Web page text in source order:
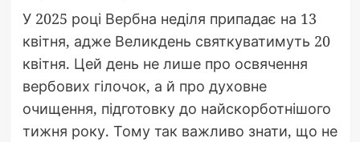
У 2025 році Вербна неділя припадає на 13
квітня, адже Великдень святкуватимуть 20
квітня. Цей день не лише про освячення
вербових гілочок, а й про духовне
очищення, підготовку до найскорботнішого
тижня року. Тому так важливо знати, що не